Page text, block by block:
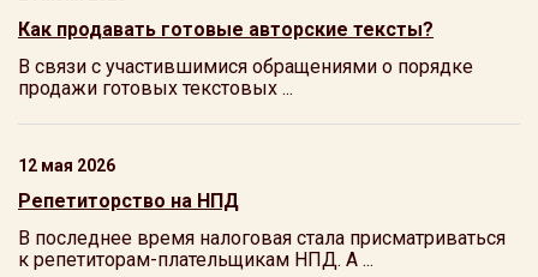
Как продавать готовые авторские тексты?
В связи с участившимися обращениями о порядке
продажи готовых текстовых ...
12 мая 2026
Репетиторство на НПД
В последнее время налоговая стала присматриваться
к репетиторам-плательщикам НПД. А ...